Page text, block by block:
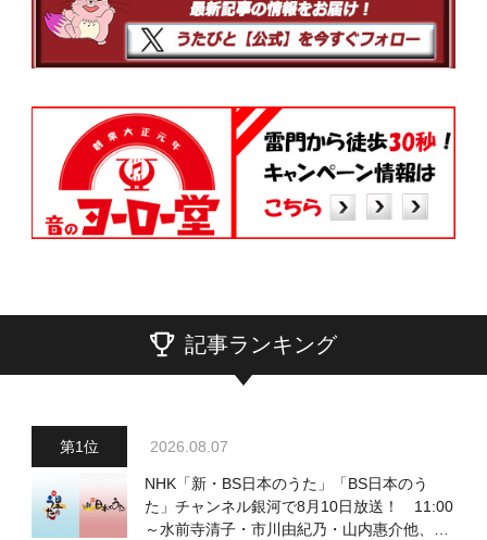
記事ランキング
2026.08.07
NHK「新・BS日本のうた」「BS日本のう
た」チャンネル銀河で8月10日放送！ 11:00
～水前寺清子・市川由紀乃・山内惠介他、